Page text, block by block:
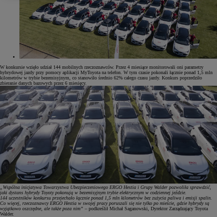
W konkursie wzięło udział 144 mobilnych rzeczoznawców. Przez 4 miesiące monitorowali oni parametry
hybrydowej jazdy przy pomocy aplikacji MyToyota na telefon. W tym czasie pokonali łącznie ponad 1,5 mln
kilometrów w trybie bezemisyjnym, co stanowiło średnio 62% całego czasu jazdy. Konkurs poprzedziło
zbieranie danych bazowych przez 6 miesięcy.
„Wspólna inicjatywa Towarzystwa Ubezpieczeniowego ERGO Hestia i Grupy Walder pozwoliła sprawdzić,
jaki dystans hybrydy Toyoty pokonują w bezemisyjnym trybie elektrycznym w codziennej jeździe.
144 uczestników konkursu przejechało łącznie ponad 1,5 mln kilometrów bez zużycia paliwa i emisji spalin.
Co więcej, rzeczoznawcy ERGO Hestia w swojej pracy poruszali się nie tylko po mieście, gdzie hybrydy są
wyjątkowo oszczędne, ale także poza nim” – podkreślił Michał Saganowski, Dyrektor Zarządzający Toyota
Walder.